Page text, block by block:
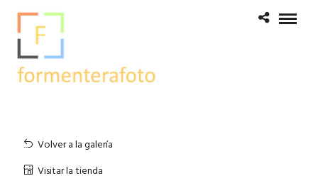
Volver a la galería
Visitar la tienda